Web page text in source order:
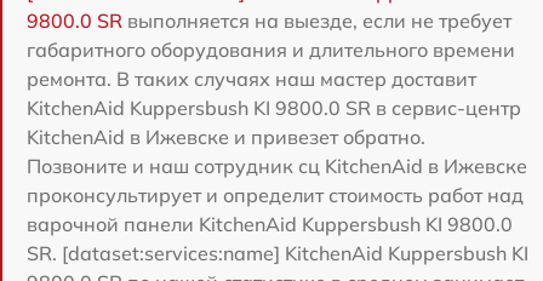
9800.0 SR выполняется на выезде, если не требует
габаритного оборудования и длительного времени
ремонта. В таких случаях наш мастер доставит
KitchenAid Kuppersbush KI 9800.0 SR в сервис-центр
KitchenAid в Ижевске и привезет обратно.
Позвоните и наш сотрудник сц KitchenAid в Ижевске
проконсультирует и определит стоимость работ над
варочной панели KitchenAid Kuppersbush KI 9800.0
SR. [dataset:services:name] KitchenAid Kuppersbush KI